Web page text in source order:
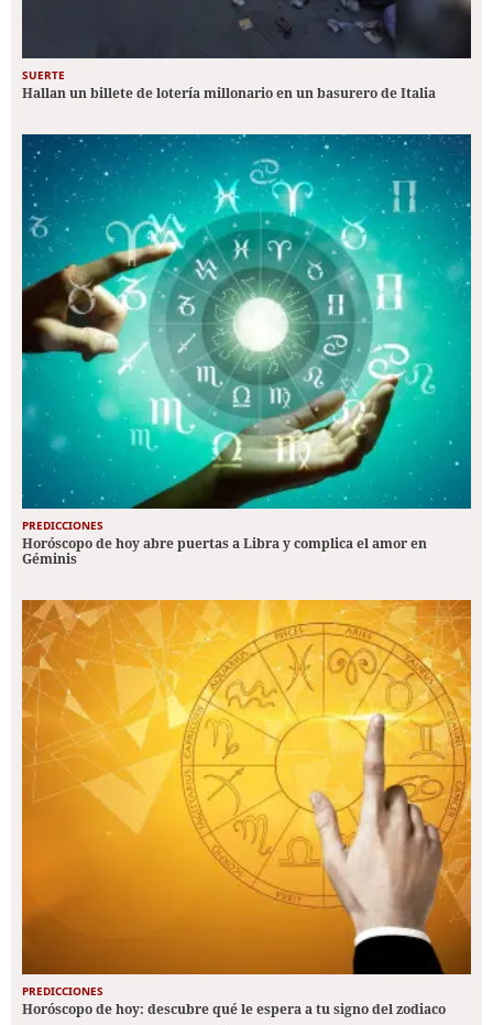
SUERTE
Hallan un billete de lotería millonario en un basurero de Italia
PREDICCIONES
Horóscopo de hoy abre puertas a Libra y complica el amor en
Géminis
PREDICCIONES
Horóscopo de hoy: descubre qué le espera a tu signo del zodiaco